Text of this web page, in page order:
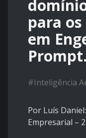
para
em
Prompt.
#Inteligência
Por Luís
Empresarial –